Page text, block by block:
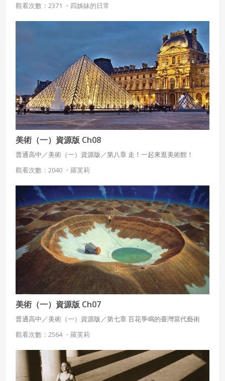
觀看次數：2371 ・ 四姊妹的日常
美術（一）資源版 Ch08
普通高中／美術（一）資源版／第八章 走！一起來逛美術館！
觀看次數：2040 ・ 羅芙莉
美術（一）資源版 Ch07
普通高中／美術（一）資源版／第七章 百花爭鳴的臺灣當代藝術
觀看次數：2564 ・ 羅芙莉